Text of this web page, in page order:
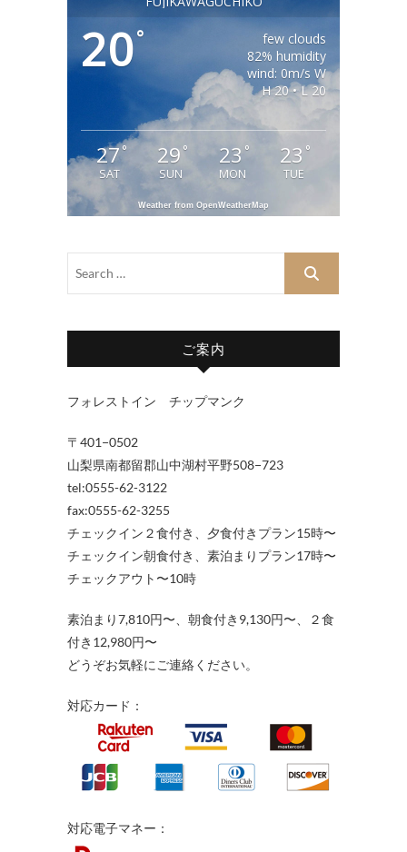
20°
few clouds
82% humidity
wind: 0m/s W
H 20 • L 20
27 °
SAT
29 °
SUN
23°
MON
23 °
TUE
Weather from OpenWeatherMap
ご案内
フォレストイン チップマンク
〒401−0502
山梨県南都留郡山中湖村平野508−723
tel:0555-62-3122
fax:0555-62-3255
チェックイン２食付き、夕食付きプラン15時〜
チェックイン朝食付き、素泊まりプラン17時〜
チェックアウト〜10時
素泊まり7,810円〜、朝食付き9,130円〜、２食
付き12,980円〜
どうぞお気軽にご連絡ください。
対応カード：
対応電子マネー：